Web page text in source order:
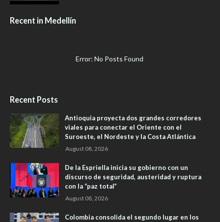
Recent in Medellín
Error: No Posts Found
Recent Posts
Antioquia proyecta dos grandes corredores
viales para conectar el Oriente con el
Suroeste, el Nordeste y la Costa Atlántica
August 08, 2026
De la Espriella inicia su gobierno con un
discurso de seguridad, austeridad y ruptura
con la “paz total”
August 08, 2026
Colombia consolida el segundo lugar en los